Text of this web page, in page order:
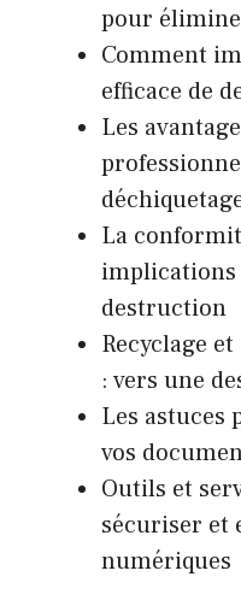
pour
Comment
efficace de
Les
La
implications
destruction
Recyclage
: vers une
Les
vos
Outils et
sécuriser et
numériques